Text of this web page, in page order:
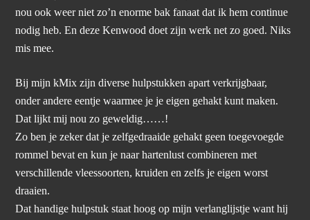
nou ook weer niet zo’n enorme bak fanaat dat ik hem continue
nodig heb. En deze Kenwood doet zijn werk net zo goed. Niks
mis mee.
Bij mijn kMix zijn diverse hulpstukken apart verkrijgbaar,
onder andere eentje waarmee je je eigen gehakt kunt maken.
Dat lijkt mij nou zo geweldig……!
Zo ben je zeker dat je zelfgedraaide gehakt geen toegevoegde
rommel bevat en kun je naar hartenlust combineren met
verschillende vleessoorten, kruiden en zelfs je eigen worst
draaien.
Dat handige hulpstuk staat hoog op mijn verlanglijstje want hij